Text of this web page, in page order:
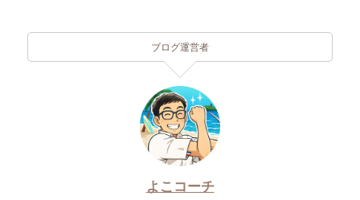
ブログ運営者
よこコーチ